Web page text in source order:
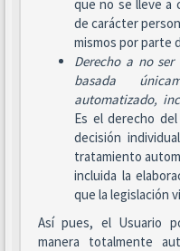
que no se lleve a
de carácter
mismos por parte
Derecho a no ser
basada
automatizado,
Es el derecho
decisión
tratamiento
incluida la
que la legislación
Así pues, el Usuario
manera totalmente